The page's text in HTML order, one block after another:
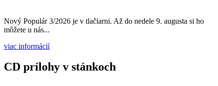
Nový Populár 3/2026 je v tlačiarni. Až do nedele 9. augusta si ho
môžete u nás...
viac informácií
CD prílohy v stánkoch